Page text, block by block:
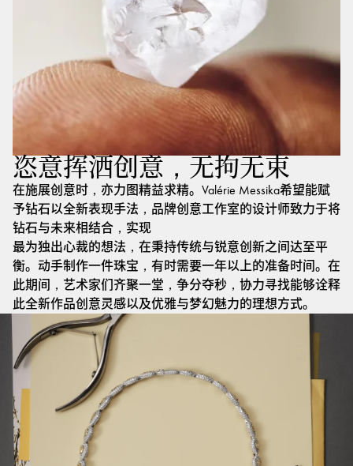
恣意挥洒创意，无拘无束
在施展创意时，亦力图精益求精。Valérie Messika希望能赋
予钻石以全新表现手法，品牌创意工作室的设计师致力于将
钻石与未来相结合，实现
最为独出心裁的想法，在秉持传统与锐意创新之间达至平
衡。动手制作一件珠宝，有时需要一年以上的准备时间。在
此期间，艺术家们齐聚一堂，争分夺秒，协力寻找能够诠释
此全新作品创意灵感以及优雅与梦幻魅力的理想方式。